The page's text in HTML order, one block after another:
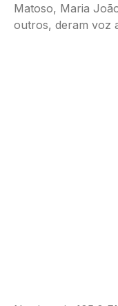
Matoso, Maria
outros, deram voz